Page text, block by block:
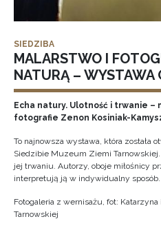
SIEDZIBA
MALARSTWO I
NATURĄ – WYSTAWA
Echa natury. Ulotność i trwanie –
fotografie Zenon Kosiniak-
To najnowsza wystawa, która została
Siedzibie Muzeum Ziemi
jej trwaniu. Autorzy, oboje miłośnicy
interpretują ją w indywidualny sposób.
Fotogaleria z wernisażu, fot:
Tarnowskiej